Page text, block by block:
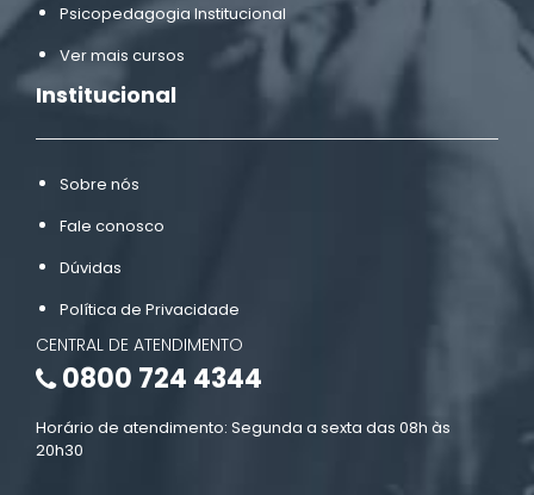
Psicopedagogia Institucional
Ver mais cursos
Institucional
Sobre nós
Fale conosco
Dúvidas
Política de Privacidade
CENTRAL DE ATENDIMENTO
0800 724 4344
Horário de atendimento: Segunda a sexta das 08h às
20h30